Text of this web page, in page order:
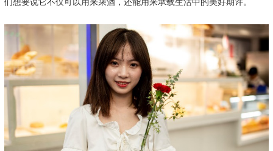
们想要说它不仅可以用来乘酒，还能用来承载生活中的美好期许。